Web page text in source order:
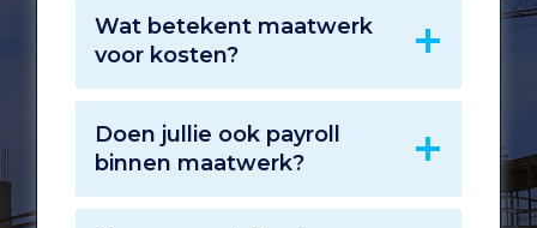
Wat betekent maatwerk
voor kosten?
Doen jullie ook payroll
binnen maatwerk?